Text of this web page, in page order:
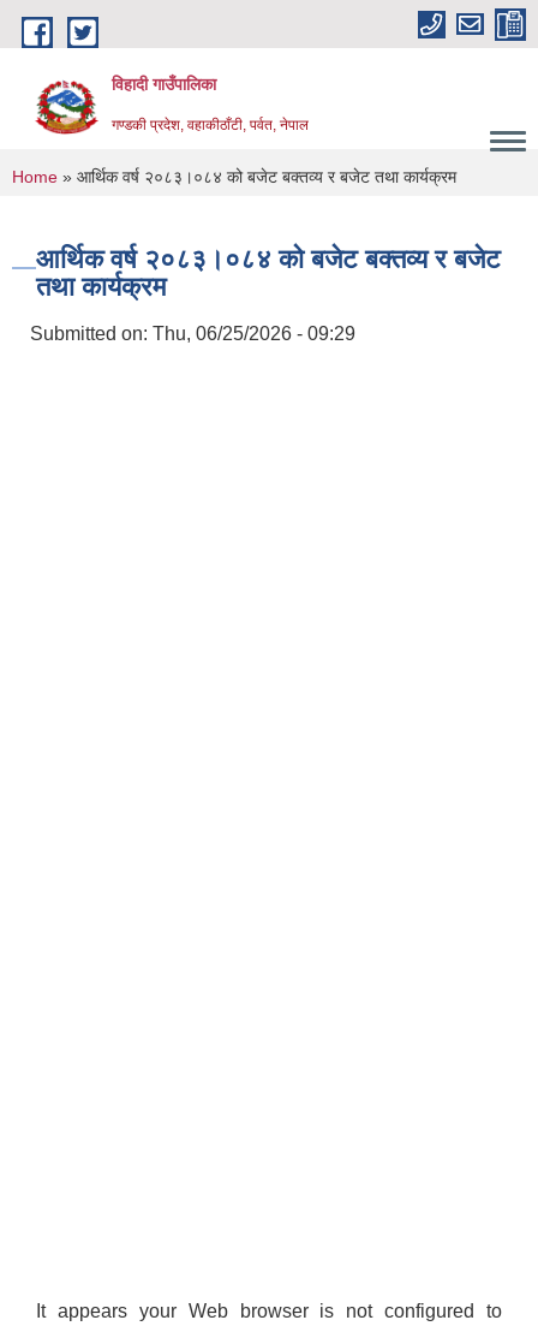
Skip to main content
विहादी गाउँपालिका
गण्डकी प्रदेश, वहाकीठाँटी, पर्वत, नेपाल
You are here
Home » आर्थिक वर्ष २०८३।०८४ को बजेट बक्तव्य र बजेट तथा कार्यक्रम
आर्थिक वर्ष २०८३।०८४ को बजेट बक्तव्य र बजेट
तथा कार्यक्रम
Submitted on: Thu, 06/25/2026 - 09:29
It appears your Web browser is not configured to